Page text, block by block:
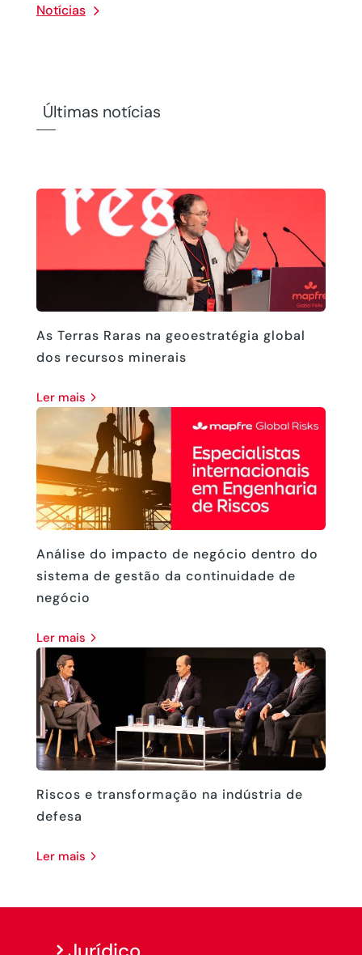
Notícias
Últimas notícias
As Terras Raras na geoestratégia global
dos recursos minerais
ler mais
Análise do impacto de negócio dentro do
sistema de gestão da continuidade de
negócio
ler mais
Riscos e transformação na indústria de
defesa
ler mais